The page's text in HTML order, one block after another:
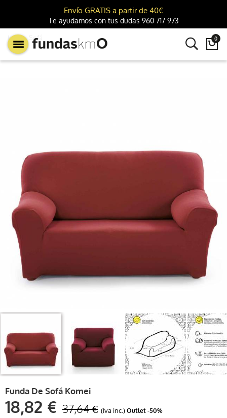
Envío GRATIS a partir de 40€
Te ayudamos con tus dudas 960 717 973
 0
km0 Sofá
Funda De Sofá Komei
18,82 € 37,64 € (Iva inc.) Outlet -50%